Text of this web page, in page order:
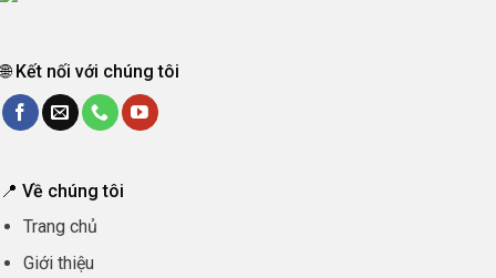
🌐 Kết nối với chúng tôi
📍 Về chúng tôi
Trang chủ
Giới thiệu